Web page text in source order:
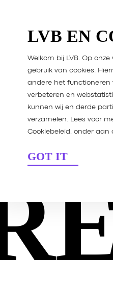
LVB EN
Welkom bij LVB. Op
gebruik van cookies.
andere het functioneren
verbeteren en
kunnen wij en derde
verzamelen. Lees voor
Cookiebeleid, onder aan
GOT IT